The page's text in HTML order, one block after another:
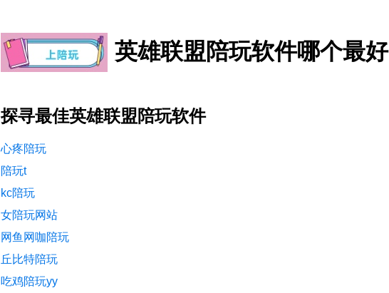
英雄联盟陪玩软件哪个最好
探寻最佳英雄联盟陪玩软件
心疼陪玩
陪玩t
kc陪玩
女陪玩网站
网鱼网咖陪玩
丘比特陪玩
吃鸡陪玩yy